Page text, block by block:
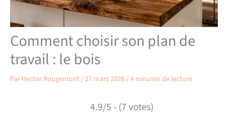
Comment choisir son plan de
travail : le bois
Par Hector Rougemont/27 mars 2026/4 minutes de lecture
4.9/5 - (7 votes)